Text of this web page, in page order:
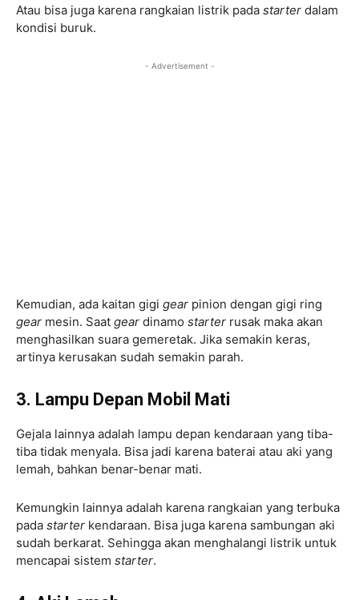
Atau bisa juga karena rangkaian listrik pada starter dalam
kondisi buruk.
- Advertisement -
Kemudian, ada kaitan gigi gear pinion dengan gigi ring
gear mesin. Saat gear dinamo starter rusak maka akan
menghasilkan suara gemeretak. Jika semakin keras,
artinya kerusakan sudah semakin parah.
3. Lampu Depan Mobil Mati
Gejala lainnya adalah lampu depan kendaraan yang tiba-
tiba tidak menyala. Bisa jadi karena baterai atau aki yang
lemah, bahkan benar-benar mati.
Kemungkin lainnya adalah karena rangkaian yang terbuka
pada starter kendaraan. Bisa juga karena sambungan aki
sudah berkarat. Sehingga akan menghalangi listrik untuk
mencapai sistem starter.